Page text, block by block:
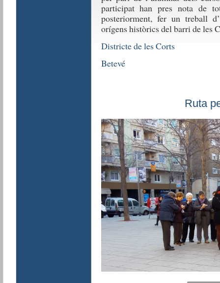
participat han pres nota de
posteriorment, fer un treball
orígens històrics del barri de les
Districte de les Corts
Betevé
Ruta